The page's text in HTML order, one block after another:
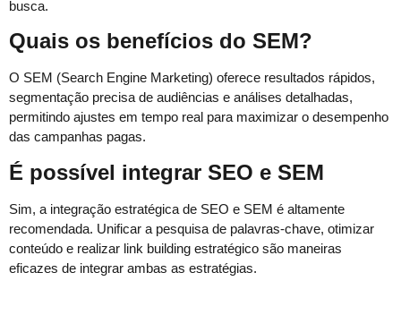
busca.
Quais os benefícios do SEM?
O SEM (Search Engine Marketing) oferece resultados rápidos,
segmentação precisa de audiências e análises detalhadas,
permitindo ajustes em tempo real para maximizar o desempenho
das campanhas pagas.
É possível integrar SEO e SEM
Sim, a integração estratégica de SEO e SEM é altamente
recomendada. Unificar a pesquisa de palavras-chave, otimizar
conteúdo e realizar link building estratégico são maneiras
eficazes de integrar ambas as estratégias.